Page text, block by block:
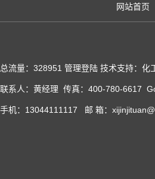
网站首页
总流量：328951 管理登陆 技术支持：化
联系人：黄经理 传真：400-780-6617
手机：13044111117 邮 箱：